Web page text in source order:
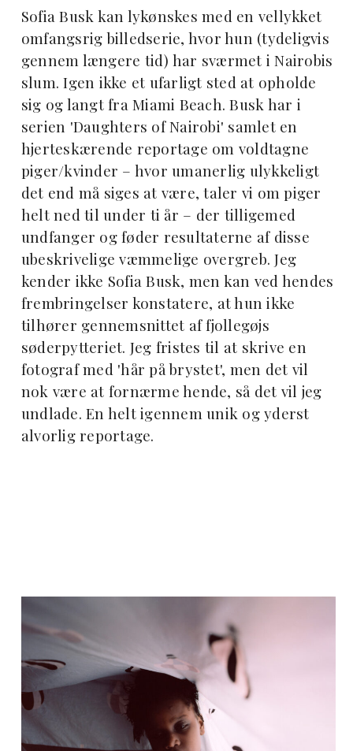
Sofia Busk kan lykønskes med en vellykket
omfangsrig billedserie, hvor hun (tydeligvis
gennem længere tid) har sværmet i Nairobis
slum. Igen ikke et ufarligt sted at opholde
sig og langt fra Miami Beach. Busk har i
serien 'Daughters of Nairobi' samlet en
hjerteskærende reportage om voldtagne
piger/kvinder – hvor umanerlig ulykkeligt
det end må siges at være, taler vi om piger
helt ned til under ti år – der tilligemed
undfanger og føder resultaterne af disse
ubeskrivelige væmmelige overgreb. Jeg
kender ikke Sofia Busk, men kan ved hendes
frembringelser konstatere, at hun ikke
tilhører gennemsnittet af fjollegøjs
søderpytteriet. Jeg fristes til at skrive en
fotograf med 'hår på brystet', men det vil
nok være at fornærme hende, så det vil jeg
undlade. En helt igennem unik og yderst
alvorlig reportage.